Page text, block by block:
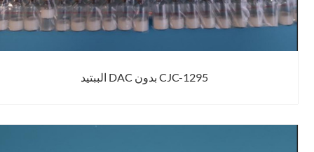
CJC-1295 بدون DAC الببتيد